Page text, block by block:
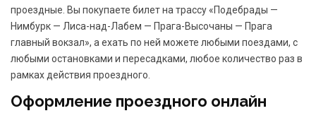
проездные. Вы покупаете билет на трассу «Подебрады —
Нимбурк — Лиса-над-Лабем — Прага-Высочаны — Прага
главный вокзал», а ехать по ней можете любыми поездами, с
любыми остановками и пересадками, любое количество раз в
рамках действия проездного.
Оформление проездного онлайн